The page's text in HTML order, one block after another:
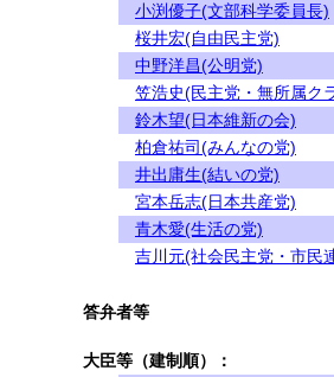
小渕優子(文部科学委員長)
桜井宏(自由民主党)
中野洋昌(公明党)
笠浩史(民主党・無所属ク
鈴木望(日本維新の会)
柏倉祐司(みんなの党)
井出庸生(結いの党)
宮本岳志(日本共産党)
青木愛(生活の党)
吉川元(社会民主党・市民
答弁者等
大臣等（建制順）：